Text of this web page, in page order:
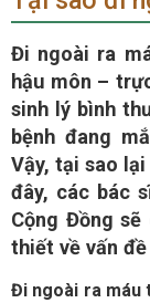
Đi ngoài ra
hậu môn –
sinh lý bình
bệnh đang
Vậy, tại sao
đây, các bác
Cộng Đồng
thiết về vấn đề
Đi ngoài ra máu